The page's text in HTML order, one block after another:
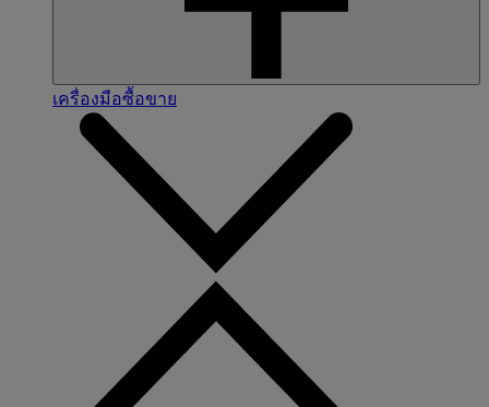
เครื่องมือซื้อขาย